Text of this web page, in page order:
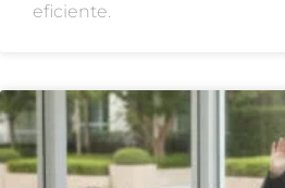
eficiente.